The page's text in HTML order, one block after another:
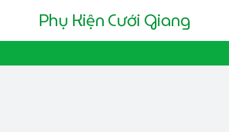
Phụ Kiện Cưới Giang